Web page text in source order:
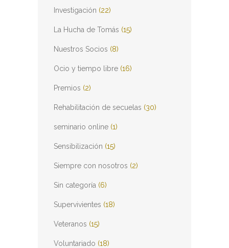
Investigación (22)
La Hucha de Tomás (15)
Nuestros Socios (8)
Ocio y tiempo libre (16)
Premios (2)
Rehabilitación de secuelas (30)
seminario online (1)
Sensibilización (15)
Siempre con nosotros (2)
Sin categoría (6)
Supervivientes (18)
Veteranos (15)
Voluntariado (18)